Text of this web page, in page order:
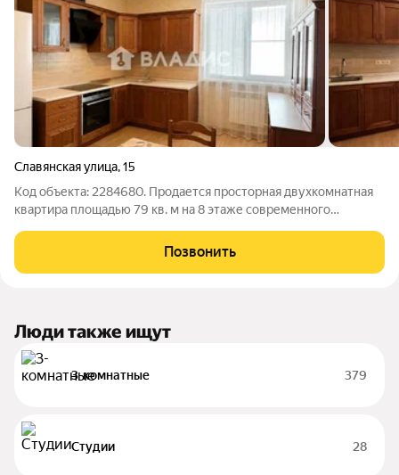
Славянская улица,15
Код объекта: 2284680. Продается просторная двухкомнатная
квартира площадью 79 кв. м на 8 этаже современного
Кирпичная кладка и железобетонные перекрытия
гарантируют надёжность и долговечность
Позвонить
Люди также ищут
3-комнатные 379
Студии 28